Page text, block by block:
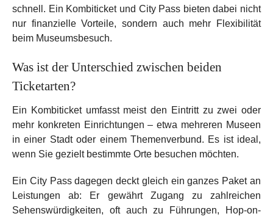
schnell. Ein Kombiticket und City Pass bieten dabei nicht
nur finanzielle Vorteile, sondern auch mehr Flexibilität
beim Museumsbesuch.
Was ist der Unterschied zwischen beiden
Ticketarten?
Ein Kombiticket umfasst meist den Eintritt zu zwei oder
mehr konkreten Einrichtungen – etwa mehreren Museen
in einer Stadt oder einem Themenverbund. Es ist ideal,
wenn Sie gezielt bestimmte Orte besuchen möchten.
Ein City Pass dagegen deckt gleich ein ganzes Paket an
Leistungen ab: Er gewährt Zugang zu zahlreichen
Sehenswürdigkeiten, oft auch zu Führungen, Hop-on-